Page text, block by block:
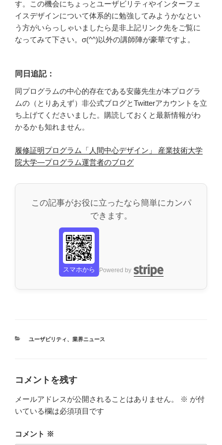
す。この機会にちょっとユーザビリティやインターフェ
イスデザインについて体系的に勉強してみようかなとい
う方がいらっしゃいましたら是非上記リンク先をご覧に
なってみて下さい。σ(^^)以外の講師陣が豪華ですよ。
同日追記：
同プログラムの中心的存在である安藤先生が本プログラ
ムの（とりあえず）非公式ブログとTwitterアカウントを立
ち上げてくださいました。購読しておくと最新情報がわ
かるかも知れません。
履修証明プログラム「人間中心デザイン」 産業技術大学
院大学―プログラム運営者のブログ
この記事がお役に立ったなら簡単にカンパ
できます。
スマホから Powered by
カ
ユーザビリティ、 業界ニュース
コメントを残す
メールアドレスが公開されることはありません。 ※ が付
いている欄は必須項目です
コメント ※